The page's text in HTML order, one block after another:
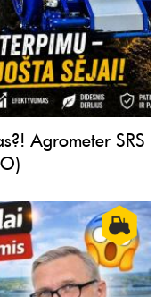
Agrometer SRS